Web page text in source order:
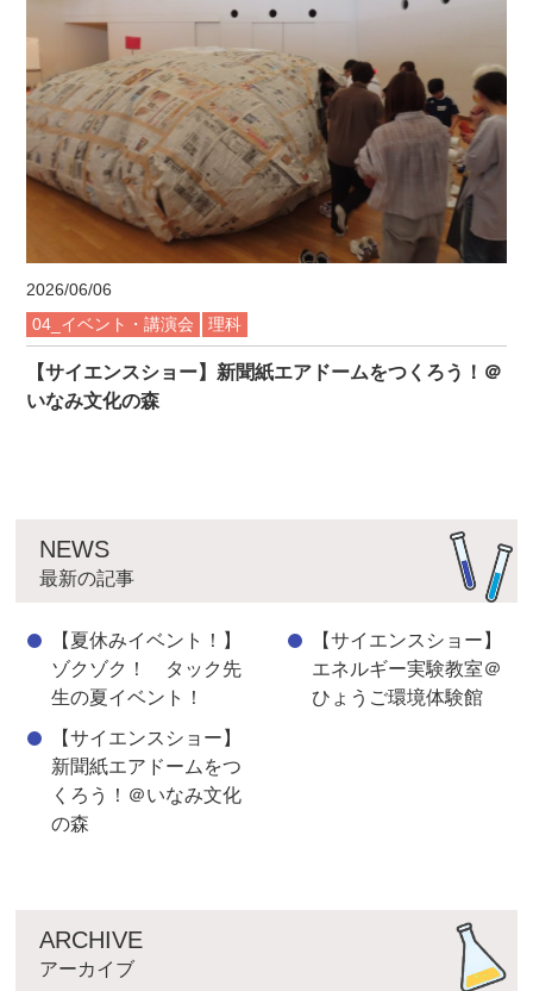
NEWS
最新の記事
【夏休みイベント！】
ゾクゾク！ タック先
生の夏イベント！
【サイエンスショー】
エネルギー実験教室＠
ひょうご環境体験館
【サイエンスショー】
新聞紙エアドームをつ
くろう！＠いなみ文化
の森
ARCHIVE
アーカイブ
2026/06/06
04_イベント・講演会
理科
【サイエンスショー】新聞紙エアドームをつくろう！＠
いなみ文化の森